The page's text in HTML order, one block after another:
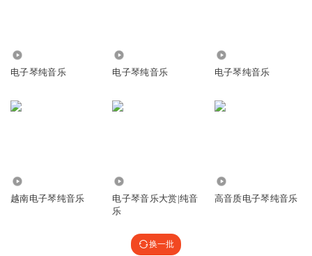
电子琴纯音乐 电子琴纯音乐 电子琴纯音乐
越南电子琴纯音乐
电子琴音乐大赏|纯音
乐
高音质电子琴纯音乐
换一批